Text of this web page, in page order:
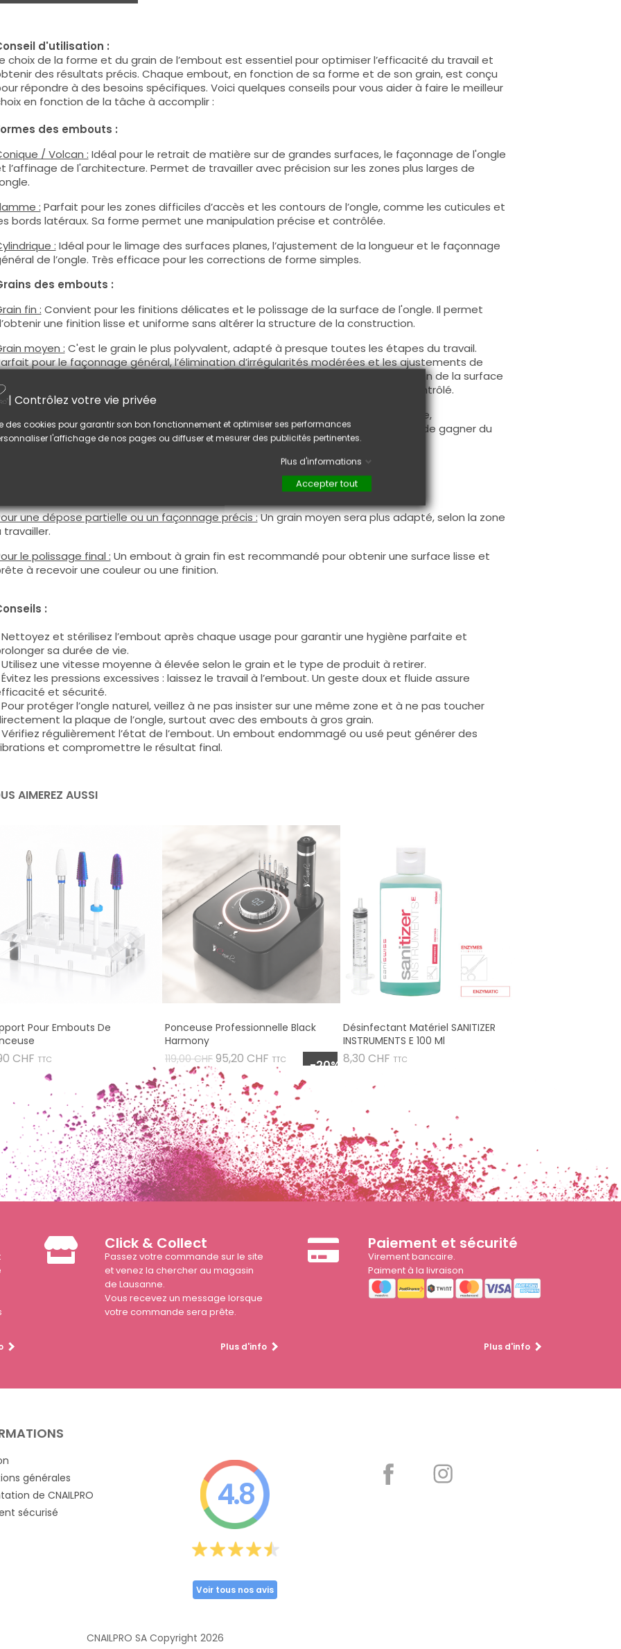
d'utilisation :
choix de la forme et du grain de l’embout est essentiel pour optimiser l’efficacité du travail et
des résultats précis. Chaque embout, en fonction de sa forme et de son grain, est conçu
répondre à des besoins spécifiques. Voici quelques conseils pour vous aider à faire le meilleur
en fonction de la tâche à accomplir :
des embouts :
/ Volcan : Idéal pour le retrait de matière sur de grandes surfaces, le façonnage de l'ongle
l’affinage de l'architecture. Permet de travailler avec précision sur les zones plus larges de
: Parfait pour les zones difficiles d’accès et les contours de l’ongle, comme les cuticules et
bords latéraux. Sa forme permet une manipulation précise et contrôlée.
: Idéal pour le limage des surfaces planes, l’ajustement de la longueur et le façonnage
de l’ongle. Très efficace pour les corrections de forme simples.
des embouts :
fin : Convient pour les finitions délicates et le polissage de la surface de l'ongle. Il permet
une finition lisse et uniforme sans altérer la structure de la construction.
moyen : C'est le grain le plus polyvalent, adapté à presque toutes les étapes du travail.
pour le façonnage général, l’élimination d’irrégularités modérées et les ajustements de
forme. Que ce soit pour la dépose partielle, le modelage de l'ongle ou la préparation de la surface
la finition, le grain moyen est un incontournable pour un résultat précis et contrôlé.
Recommandé pour le retrait rapide des couches épaisses de matière,
lors des déposes complètes de gel, acrylique ou acrygel. Permet de gagner du
tout en maintenant une bonne précision.
Préférez les embouts avec un grain rugeux.
une dépose partielle ou un façonnage précis :Un grain moyen sera plus adapté, selon la zone
travailler.
le polissage final : Un embout à grain fin est recommandé pour obtenir une surface lisse et
à recevoir une couleur ou une finition.
:
Nettoyez et stérilisez l’embout après chaque usage pour garantir une hygiène parfaite et
sa durée de vie.
Utilisez une vitesse moyenne à élevée selon le grain et le type de produit à retirer.
Évitez les pressions excessives : laissez le travail à l’embout. Un geste doux et fluide assure
et sécurité.
Pour protéger l’ongle naturel, veillez à ne pas insister sur une même zone et à ne pas toucher
la plaque de l’ongle, surtout avec des embouts à gros grain.
Vérifiez régulièrement l’état de l’embout. Un embout endommagé ou usé peut générer des
et compromettre le résultat final.
AIMEREZ AUSSI
Pour Embouts De
CHF Prix
TTC
Ponceuse Professionnelle Black
Harmony
Prix
de
base
119,00 CHF -20%
95,20 CHF Prix
TTC
Désinfectant Matériel SANITIZER
INSTRUMENTS E 100 Ml
8,30 CHF Prix
TTC
Click & Collect
Passez votre commande sur le site
et venez la chercher au magasin
de Lausanne.
Vous recevez un message lorsque
votre commande sera prête.
Plus d'info
Paiement et sécurité
Virement bancaire.
Paiment à la livraison
Plus d'info
générales
de CNAILPRO
sécurisé
4.8
Voir tous nos avis
CNAILPRO SA Copyright 2026
| Contrôlez votre vie privée
des cookies pour garantir son bon fonctionnement et optimiser ses performances
l'affichage de nos pages ou diffuser et mesurer des publicités pertinentes.
Plus d'informations
Accepter tout